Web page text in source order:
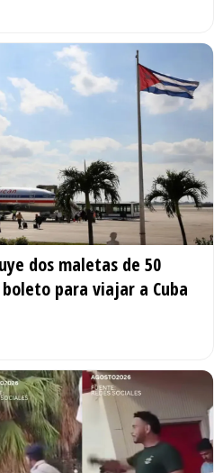
dos maletas de 50
para viajar a Cuba